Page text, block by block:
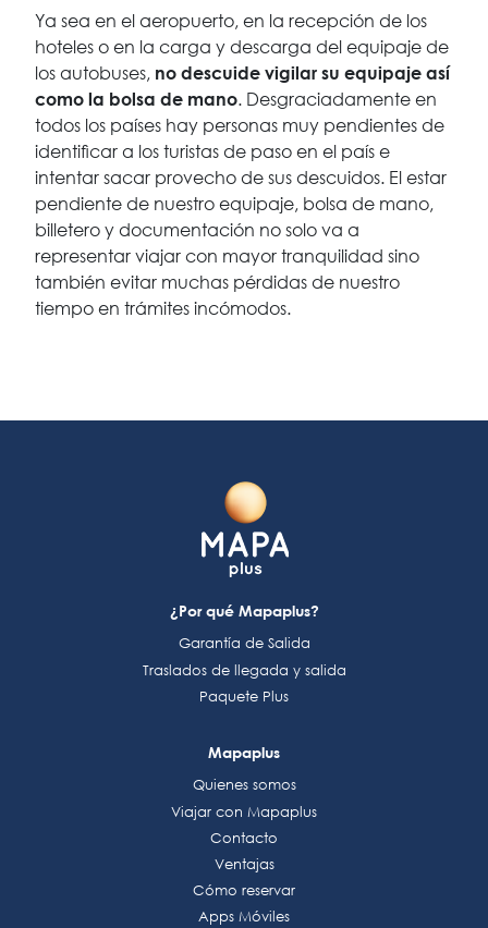
Ya sea en el aeropuerto, en la recepción de los
hoteles o en la carga y descarga del equipaje de
los autobuses, no descuide vigilar su equipaje así
como la bolsa de mano. Desgraciadamente en
todos los países hay personas muy pendientes de
identiﬁcar a los turistas de paso en el país e
intentar sacar provecho de sus descuidos. El estar
pendiente de nuestro equipaje, bolsa de mano,
billetero y documentación no solo va a
representar viajar con mayor tranquilidad sino
también evitar muchas pérdidas de nuestro
tiempo en trámites incómodos.
¿Por qué Mapaplus?
Garantía de Salida
Traslados de llegada y salida
Paquete Plus
Mapaplus
Quienes somos
Viajar con Mapaplus
Contacto
Ventajas
Cómo reservar
Apps Móviles